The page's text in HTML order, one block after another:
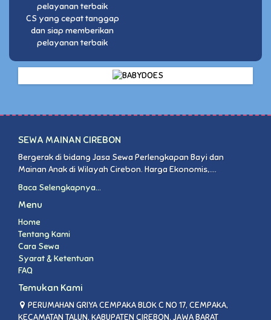
CS yang cepat tanggap
dan siap memberikan
pelayanan terbaik
SEWA MAINAN CIREBON
Bergerak di bidang Jasa Sewa Perlengkapan Bayi dan
Mainan Anak di Wilayah Cirebon. Harga Ekonomis,....
Baca Selengkapnya...
Menu
Home
Tentang Kami
Cara Sewa
Syarat & Ketentuan
FAQ
Temukan Kami
PERUMAHAN GRIYA CEMPAKA BLOK C NO 17, CEMPAKA,
KECAMATAN TALUN, KABUPATEN CIREBON, JAWA BARAT